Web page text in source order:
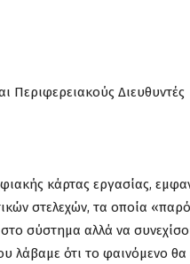
Περιφερειακούς Διευθυντές
κάρτας εργασίας,
στελεχών, τα οποία
σύστημα αλλά να
λάβαμε ότι το φαινόμενο θα